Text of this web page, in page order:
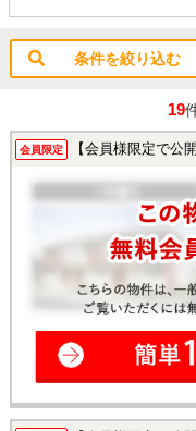
条件を絞り込む
19
会員限定 【会員様限定で公